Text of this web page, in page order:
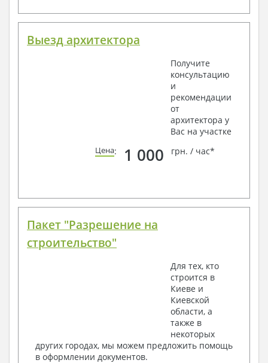
Выезд архитектора
Получите
консультацию
и
рекомендации
от
архитектора у
Вас на участке
Цена: 1 000 грн. / час*
Пакет "Разрешение на
строительство"
Для тех, кто
строится в
Киеве и
Киевской
области, а
также в
некоторых
других городах, мы можем предложить помощь
в оформлении документов.